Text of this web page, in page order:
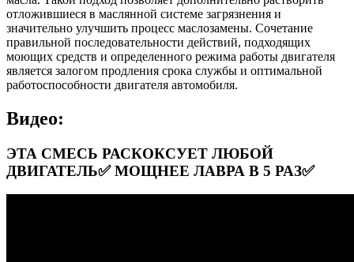
отложившиеся в маслянной системе загрязнения и
значительно улучшить процесс маслозамены. Сочетание
правильной последовательности действий, подходящих
моющих средств и определенного режима работы двигателя
является залогом продления срока службы и оптимальной
работоспособности двигателя автомобиля.
Видео:
ЭТА СМЕСЬ РАСКОКСУЕТ ЛЮБОЙ
ДВИГАТЕЛЬ✅ МОЩНЕЕ ЛАВРА В 5 РАЗ✅